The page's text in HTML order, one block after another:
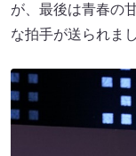
が、最後は青春の
な拍手が送られまし